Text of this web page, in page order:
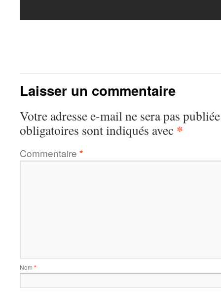
Laisser un commentaire
Votre adresse e-mail ne sera pas
obligatoires sont indiqués avec *
Commentaire *
Nom *